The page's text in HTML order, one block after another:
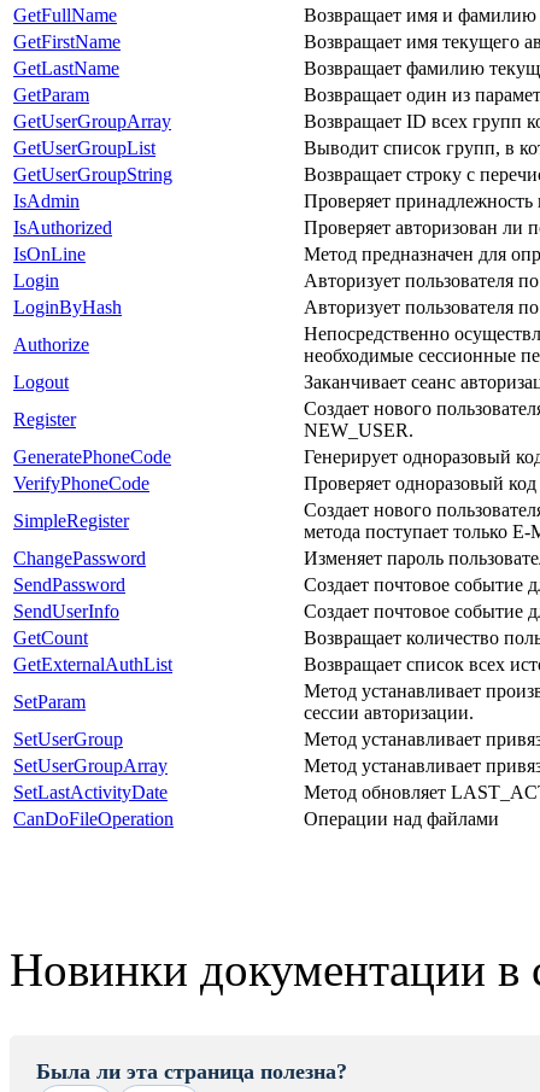
GetFullName
Возвращает имя и фамилию
GetFirstName
Возвращает имя текущего
GetLastName
Возвращает фамилию
GetParam
Возвращает один из
GetUserGroupArray
Возвращает ID всех групп
GetUserGroupList
Выводит список групп, в
GetUserGroupString
Возвращает строку с
IsAdmin
Проверяет принадлежность
IsAuthorized
Проверяет авторизован ли
IsOnLine
Метод предназначен для
Login
Авторизует пользователя
LoginByHash
Авторизует пользователя
Authorize
Непосредственно
необходимые сессионные
Logout
Заканчивает сеанс
Register
Создает нового
NEW_USER.
GeneratePhoneCode
Генерирует одноразовый
VerifyPhoneCode
Проверяет одноразовый
SimpleRegister
Создает нового
метода поступает только E-
ChangePassword
Изменяет пароль
SendPassword
Создает почтовое событие
SendUserInfo
Создает почтовое событие
GetCount
Возвращает количество
GetExternalAuthList
Возвращает список всех
SetParam
Метод устанавливает
сессии авторизации.
SetUserGroup
Метод устанавливает
SetUserGroupArray
Метод устанавливает
SetLastActivityDate
Метод обновляет
CanDoFileOperation
Операции над файлами
Новинки документации в
Была ли эта страница полезна?